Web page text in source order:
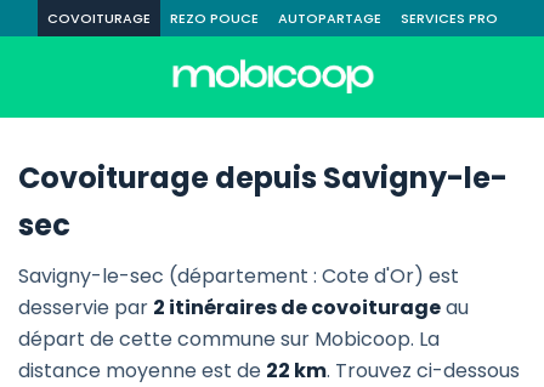
COVOITURAGE REZO POUCE AUTOPARTAGE SERVICES PRO
Covoiturage depuis Savigny-le-
sec
Savigny-le-sec (département : Cote d'Or) est
desservie par 2 itinéraires de covoiturageau
départ de cette commune sur Mobicoop. La
distance moyenne est de 22 km. Trouvez ci-dessous